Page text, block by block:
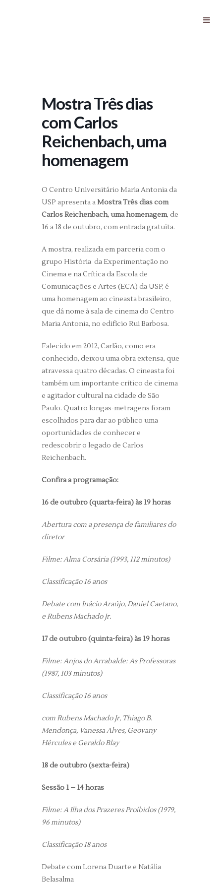
Mostra Três dias
com Carlos
Reichenbach, uma
homenagem
O Centro Universitário Maria Antonia da
USP apresenta aMostra Três dias com
Carlos Reichenbach, uma homenagem, de
16 a 18 de outubro, com entrada gratuita.
A mostra, realizada em parceria com o
grupo História da Experimentação no
Cinema e na Crítica da Escola de
Comunicações e Artes (ECA) da USP, é
uma homenagem ao cineasta brasileiro,
que dá nome à sala de cinema do Centro
Maria Antonia, no edifício Rui Barbosa.
Falecido em 2012, Carlão, como era
conhecido, deixou uma obra extensa, que
atravessa quatro décadas. O cineasta foi
também um importante crítico de cinema
e agitador cultural na cidade de São
Paulo. Quatro longas-metragens foram
escolhidos para dar ao público uma
oportunidades de conhecer e
redescobrir o legado de Carlos
Reichenbach.
Confira a programação:
16 de outubro (quarta-feira) às 19 horas
Abertura com a presença de familiares do
diretor
Filme: Alma Corsária (1993, 112 minutos)
Classificação 16 anos
Debate com Inácio Araújo, Daniel Caetano,
e Rubens Machado Jr.
17 de outubro (quinta-feira) às 19 horas
Filme: Anjos do Arrabalde: As Professoras
(1987, 103 minutos)
Classificação 16 anos
com Rubens Machado Jr, Thiago B.
Mendonça, Vanessa Alves, Geovany
Hércules e Geraldo Blay
18 de outubro (sexta-feira)
Sessão 1 – 14 horas
Filme: A Ilha dos Prazeres Proibidos (1979,
96 minutos)
Classificação 18 anos
Debate com Lorena Duarte e Natália
Belasalma